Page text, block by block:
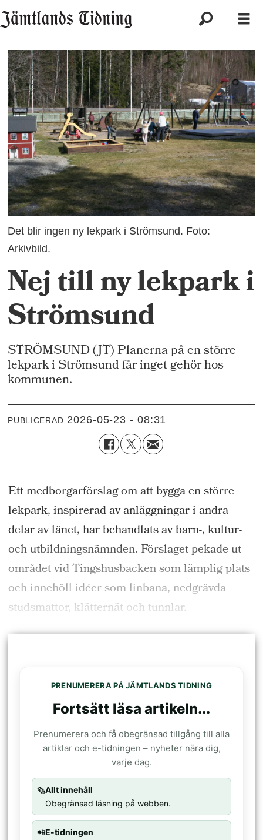
Det blir ingen ny lekpark i Strömsund. Foto:
Arkivbild.
Nej till ny lekpark i
Strömsund
STRÖMSUND (JT) Planerna på en större
lekpark i Strömsund får inget gehör hos
kommunen.
PUBLICERAD 2026-05-23 - 08:31
Ett medborgarförslag om att bygga en större
lekpark, inspirerad av anläggningar i andra
delar av länet, har behandlats av barn-, kultur-
och utbildningsnämnden. Förslaget pekade ut
området vid Tingshusbacken som lämplig plats
och innehöll idéer som linbana, nedgrävda
studsmattor, klätternät och tunnlar.
PRENUMERERA PÅ JÄMTLANDS TIDNING
Fortsätt läsa artikeln...
Prenumerera och få obegränsad tillgång till alla
artiklar och e-tidningen – nyheter nära dig,
varje dag.
🗞️Allt innehåll
Obegränsad läsning på webben.
📲E-tidningen